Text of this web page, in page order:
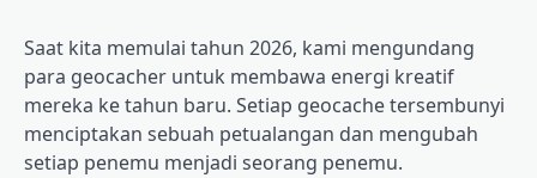
Saat kita memulai tahun 2026, kami mengundang
para geocacher untuk membawa energi kreatif
mereka ke tahun baru. Setiap geocache tersembunyi
menciptakan sebuah petualangan dan mengubah
setiap penemu menjadi seorang penemu.